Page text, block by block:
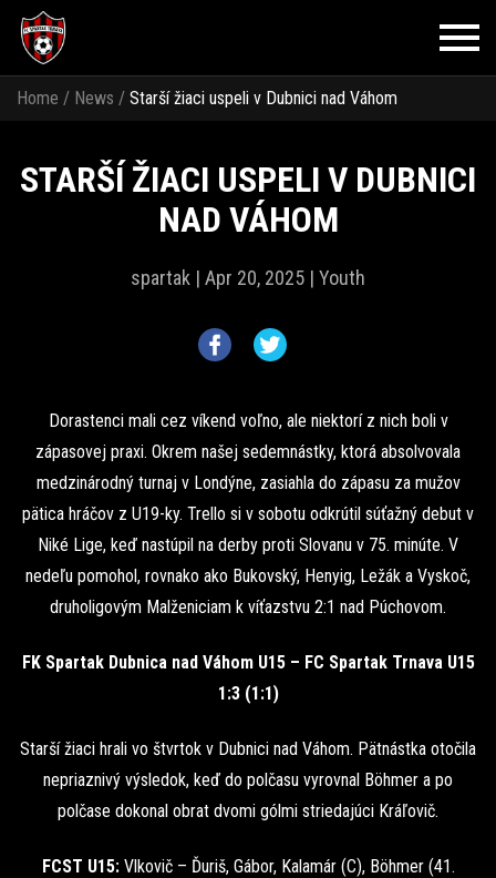
Home / News / Starší žiaci uspeli v Dubnici nad Váhom
STARŠÍ ŽIACI USPELI V DUBNICI
NAD VÁHOM
spartak | Apr 20, 2025 | Youth
Dorastenci mali cez víkend voľno, ale niektorí z nich boli v
zápasovej praxi. Okrem našej sedemnástky, ktorá absolvovala
medzinárodný turnaj v Londýne, zasiahla do zápasu za mužov
pätica hráčov z U19-ky. Trello si v sobotu odkrútil súťažný debut v
Niké Lige, keď nastúpil na derby proti Slovanu v 75. minúte. V
nedeľu pomohol, rovnako ako Bukovský, Henyig, Ležák a Vyskoč,
druholigovým Malženiciam k víťazstvu 2:1 nad Púchovom.
FK Spartak Dubnica nad Váhom U15 – FC Spartak Trnava U15
1:3 (1:1)
Starší žiaci hrali vo štvrtok v Dubnici nad Váhom. Pätnástka otočila
nepriaznivý výsledok, keď do polčasu vyrovnal Böhmer a po
polčase dokonal obrat dvomi gólmi striedajúci Kráľovič.
FCST U15: Vlkovič – Ďuriš, Gábor, Kalamár (C), Böhmer (41.